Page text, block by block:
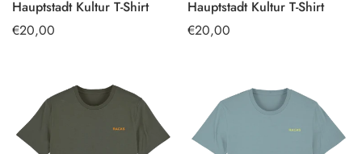
OPTIONEN
AUSWÄHLEN
Hauptstadt Kultur T-Shirt
Regulärer
€20,00
OPTIONEN
AUSWÄHLEN
Hauptstadt Kultur T-Shirt
Regulärer
€20,00